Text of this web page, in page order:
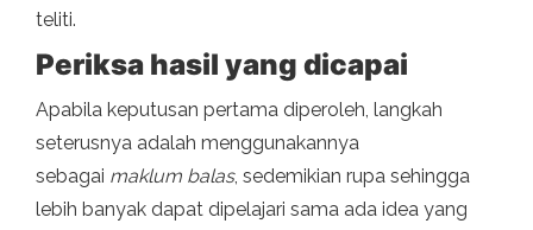
teliti.
Periksa hasil yang dicapai
Apabila keputusan pertama diperoleh, langkah
seterusnya adalah menggunakannya
sebagai maklum balas, sedemikian rupa sehingga
lebih banyak dapat dipelajari sama ada idea yang